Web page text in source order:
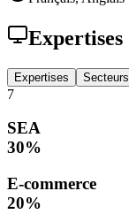
Expertises
Expertises Secteurs
7
SEA
30%
E-commerce
20%